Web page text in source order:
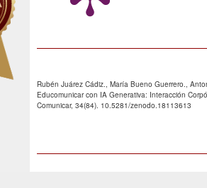
Rubén Juárez Cádiz., María Bueno Guerrero.,
Educomunicar con IA Generativa: Interacción
Comunicar, 34(84). 10.5281/zenodo.18113613